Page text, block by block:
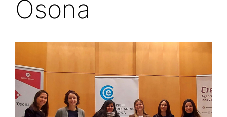
Osona